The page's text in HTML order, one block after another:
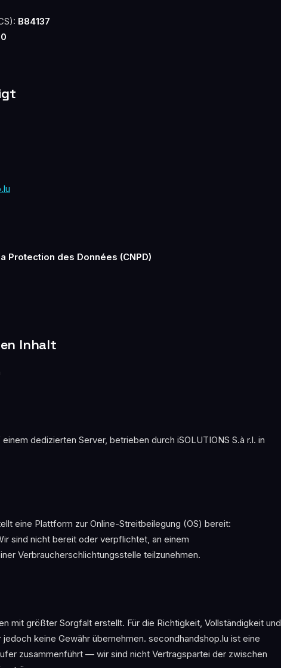
B84137
Protection des Données (CNPD)
Inhalt
dedizierten Server, betrieben durch iSOLUTIONS S.à r.l. in
eine Plattform zur Online-Streitbeilegung (OS) bereit:
sind nicht bereit oder verpflichtet, an einem
Verbraucher­schlichtungs­stelle teilzunehmen.
mit größter Sorgfalt erstellt. Für die Richtigkeit, Vollständigkeit und
keine Gewähr übernehmen. secondhandshop.lu ist eine
zusammenführt — wir sind nicht Vertragspartei der zwischen